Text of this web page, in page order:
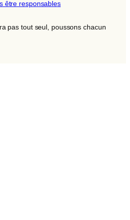
être responsables
pas tout seul, poussons chacun